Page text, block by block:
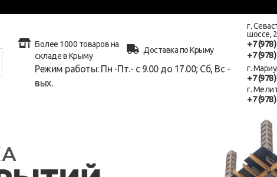
Более 1000 товаров на
складе в Крыму
Доставка по Крыму
Режим работы: Пн -Пт.- с 9.00 до 17.00; Сб, Вс -
вых.
г.
шоссе,
+7
+7
г.
+7
г.
+7